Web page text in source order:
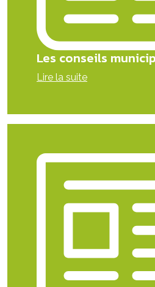
Les conseils
Lire la suite